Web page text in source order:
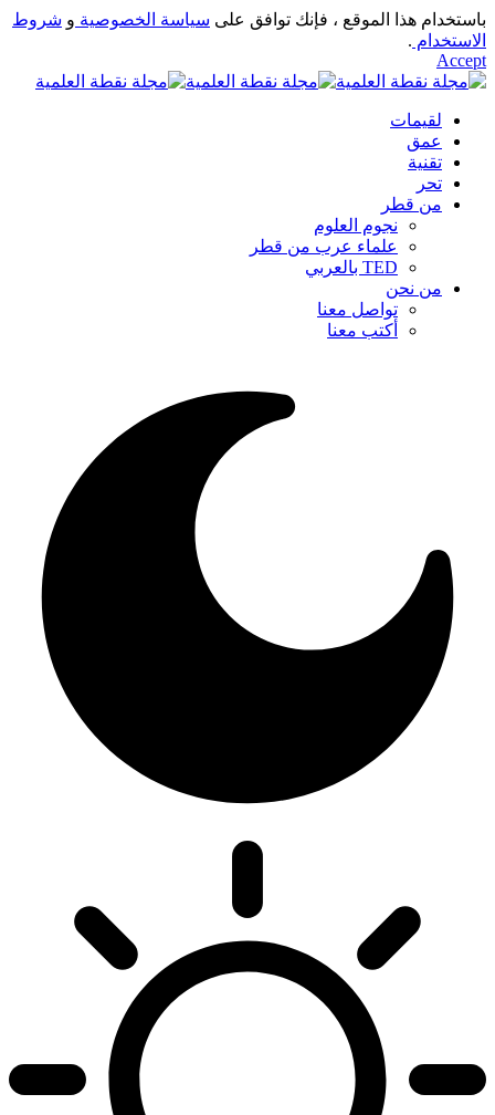
باستخدام هذا الموقع ، فإنك توافق على سياسة الخصوصية و شروط
الاستخدام .
Accept
لقيمات
عمق
تقنية
تحر
من قطر
نجوم العلوم
علماء عرب من قطر
TED بالعربي
من نحن
تواصل معنا
أكتب معنا